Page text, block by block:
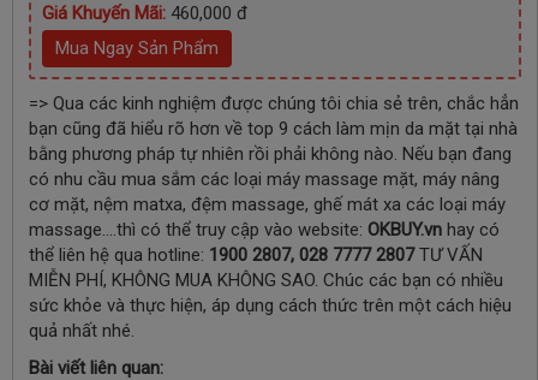
Giá Khuyến Mãi: 460,000 đ
Mua Ngay Sản Phẩm
=> Qua các kinh nghiệm được chúng tôi chia sẻ trên, chắc hẳn
bạn cũng đã hiểu rõ hơn về top 9 cách làm mịn da mặt tại nhà
bằng phương pháp tự nhiên rồi phải không nào. Nếu bạn đang
có nhu cầu mua sắm các loại máy massage mặt, máy nâng
cơ mặt, nệm matxa, đệm massage, ghế mát xa các loại máy
massage….thì có thể truy cập vào website: OKBUY.vn hay có
thể liên hệ qua hotline: 1900 2807, 028 7777 2807TƯ VẤN
MIỄN PHÍ, KHÔNG MUA KHÔNG SAO. Chúc các bạn có nhiều
sức khỏe và thực hiện, áp dụng cách thức trên một cách hiệu
quả nhất nhé.
Bài viết liên quan: